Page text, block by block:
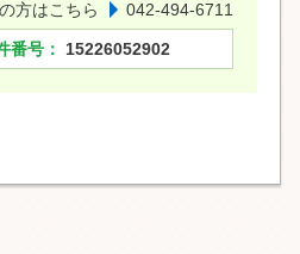
方はこちら 042-494-6711
番号： 15226052902